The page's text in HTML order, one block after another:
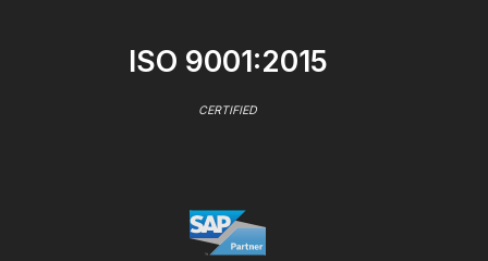
ISO 9001:2015
CERTIFIED